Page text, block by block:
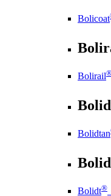
Bolicoat
Bolirail
Bolidtan
Bolidt®